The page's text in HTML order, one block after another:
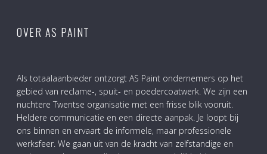
OVER AS PAINT
Als totaalaanbieder ontzorgt AS Paint ondernemers op het
gebied van reclame-, spuit- en poedercoatwerk. We zijn een
nuchtere Twentse organisatie met een frisse blik vooruit.
Heldere communicatie en een directe aanpak. Je loopt bij
ons binnen en ervaart de informele, maar professionele
werksfeer. We gaan uit van de kracht van zelfstandige en